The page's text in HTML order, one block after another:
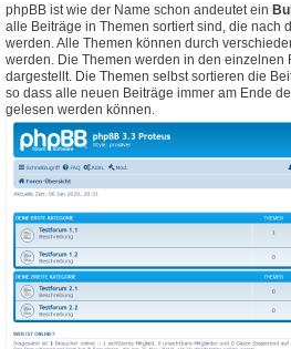
phpBB ist wie der Name schon andeutet ein
alle Beiträge in Themen sortiert sind, die nach
werden. Alle Themen können durch
werden. Die Themen werden in den einzelnen
dargestellt. Die Themen selbst sortieren die
so dass alle neuen Beiträge immer am Ende
gelesen werden können.